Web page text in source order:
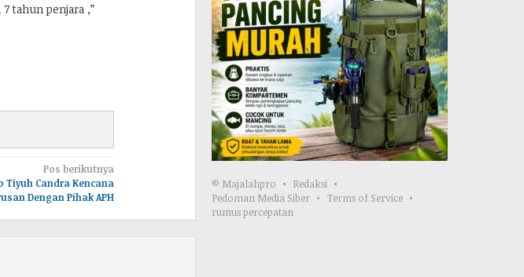
tahun penjara ,”
Pos berikutnya
Tiyuh Candra Kencana
Dengan Pihak APH
© Majalahpro
Redaksi
Pedoman Media Siber
Terms of Service
rumus percepatan